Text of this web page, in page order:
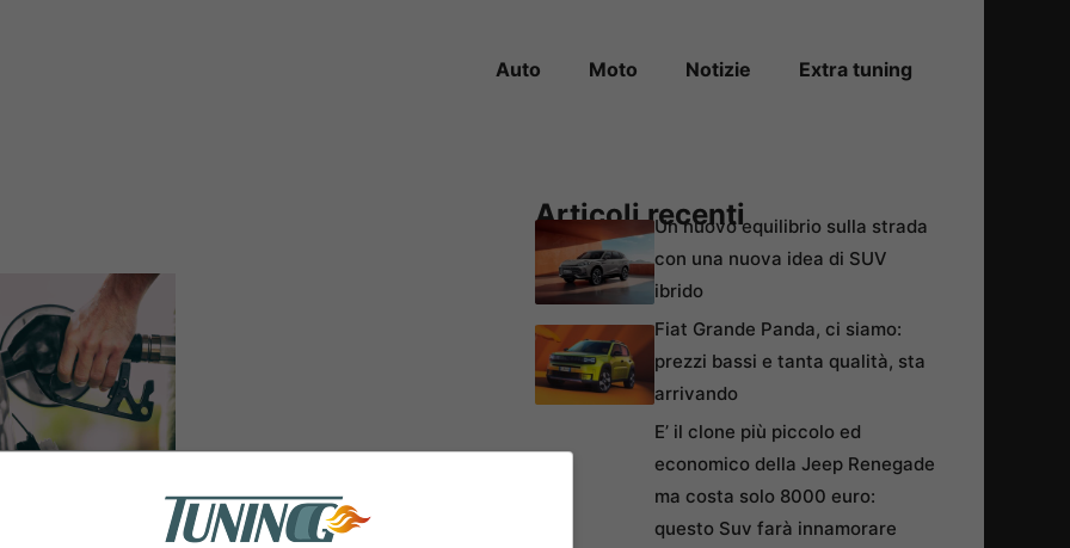
Auto Moto Notizie Extra tuning
benzina,
scena
Articoli recentiUn nuovo equilibrio sulla strada
con una nuova idea di SUV
ibrido
Fiat Grande Panda, ci siamo:
prezzi bassi e tanta qualità, sta
arrivando
E’ il clone più piccolo ed
economico della Jeep Renegade
ma costa solo 8000 euro:
questo Suv farà innamorare